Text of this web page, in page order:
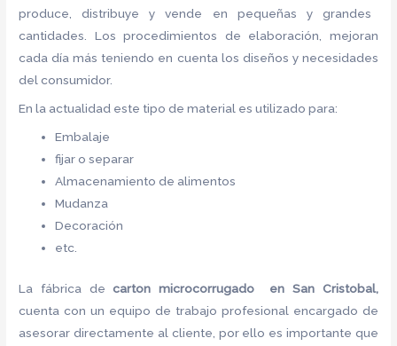
produce, distribuye y vende en pequeñas y grandes
cantidades. Los procedimientos de elaboración, mejoran
cada día más teniendo en cuenta los diseños y necesidades
del consumidor.
En la actualidad este tipo de material es utilizado para:
Embalaje
fijar o separar
Almacenamiento de alimentos
Mudanza
Decoración
etc.
La fábrica decarton microcorrugado en San Cristobal,
cuenta con un equipo de trabajo profesional encargado de
asesorar directamente al cliente, por ello es importante que